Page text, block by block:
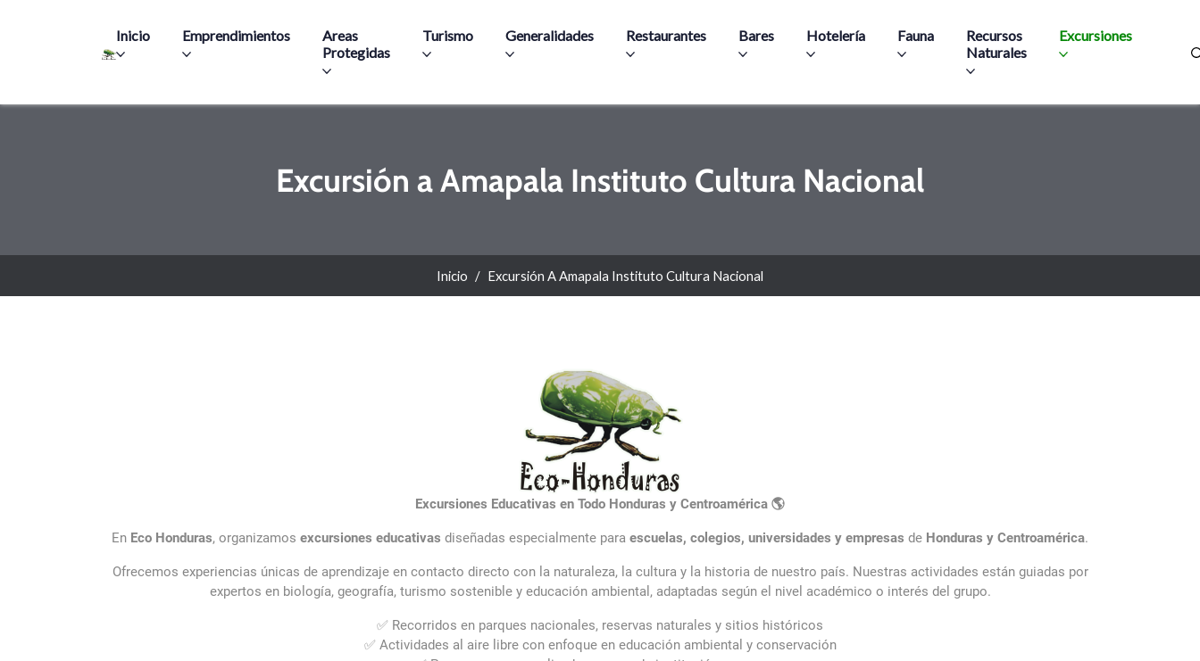
Inicio Emprendimientos
Areas
Protegidas
Turismo Generalidades Restaurantes Bares Hotelería Fauna
Recursos
Naturales
Excursiones
Excursión a Amapala Instituto Cultura Nacional
Inicio Excursión A Amapala Instituto Cultura Nacional
Excursiones Educativas en Todo Honduras y Centroamérica 🌎
En Eco Honduras, organizamos excursiones educativas diseñadas especialmente para escuelas, colegios, universidades y empresas de Honduras y Centroamérica.
Ofrecemos experiencias únicas de aprendizaje en contacto directo con la naturaleza, la cultura y la historia de nuestro país. Nuestras actividades están guiadas por
expertos en biología, geografía, turismo sostenible y educación ambiental, adaptadas según el nivel académico o interés del grupo.
✅ Recorridos en parques nacionales, reservas naturales y sitios históricos
✅ Actividades al aire libre con enfoque en educación ambiental y conservación